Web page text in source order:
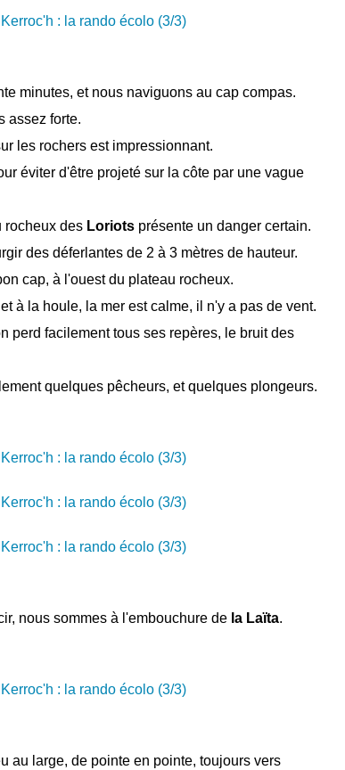
minutes, et nous naviguons au cap compas.
assez forte.
les rochers est impressionnant.
éviter d'être projeté sur la côte par une vague
rocheux des Loriots présente un danger certain.
des déferlantes de 2 à 3 mètres de hauteur.
cap, à l'ouest du plateau rocheux.
à la houle, la mer est calme, il n'y a pas de vent.
perd facilement tous ses repères, le bruit des
quelques pêcheurs, et quelques plongeurs.
nous sommes à l'embouchure de la Laïta.
au large, de pointe en pointe, toujours vers